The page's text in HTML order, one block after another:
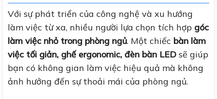
Với sự phát triển của công nghệ và xu hướng
làm việc từ xa, nhiều người lựa chọn tích hợp góc
làm việc nhỏ trong phòng ngủ. Một chiếc bàn làm
việc tối giản, ghế ergonomic, đèn bàn LED sẽ giúp
bạn có không gian làm việc hiệu quả mà không
ảnh hưởng đến sự thoải mái của phòng ngủ.